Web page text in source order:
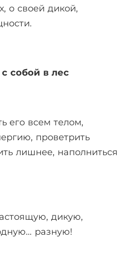
о своей дикой,
собой в лес
его всем телом,
проветрить
лишнее, наполниться
дикую,
разную!